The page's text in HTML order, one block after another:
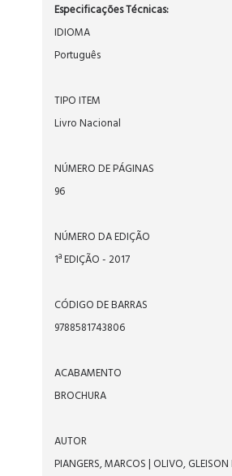
Especificações Técnicas:
IDIOMA
Português
TIPO ITEM
Livro Nacional
NÚMERO DE PÁGINAS
96
NÚMERO DA EDIÇÃO
1ª EDIÇÃO - 2017
CÓDIGO DE BARRAS
9788581743806
ACABAMENTO
BROCHURA
AUTOR
PIANGERS, MARCOS | OLIVO,